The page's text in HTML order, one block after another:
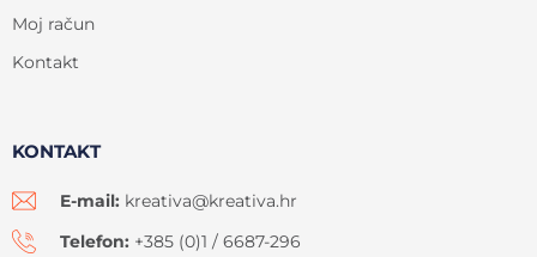
Moj račun
Kontakt
KONTAKT
E-mail: kreativa@kreativa.hr
Telefon: +385 (0)1 / 6687-296